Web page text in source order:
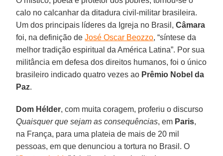
calo no calcanhar da ditadura civil-militar brasileira.
Um dos principais líderes da Igreja no Brasil,Câmara
foi, na definição deJosé Oscar Beozzo, “síntese da
melhor tradição espiritual da América Latina”. Por sua
militância em defesa dos direitos humanos, foi o único
brasileiro indicado quatro vezes ao Prêmio Nobel da
Paz.
Dom Hélder, com muita coragem, proferiu o discurso
Quaisquer que sejam as consequências, em Paris,
na França, para uma plateia de mais de 20 mil
pessoas, em que denunciou a tortura no Brasil. O